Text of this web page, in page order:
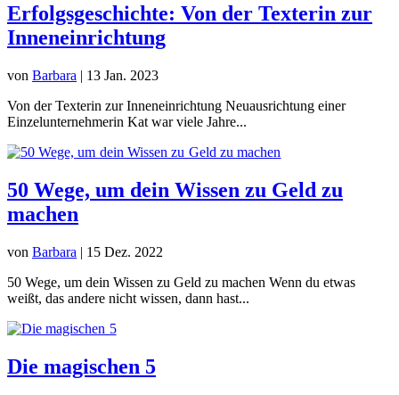
Erfolgsgeschichte: Von der Texterin zur
Inneneinrichtung
von Barbara | 13 Jan. 2023
Von der Texterin zur Inneneinrichtung Neuausrichtung einer
Einzelunternehmerin Kat war viele Jahre...
50 Wege, um dein Wissen zu Geld zu
machen
von Barbara | 15 Dez. 2022
50 Wege, um dein Wissen zu Geld zu machen Wenn du etwas
weißt, das andere nicht wissen, dann hast...
Die magischen 5